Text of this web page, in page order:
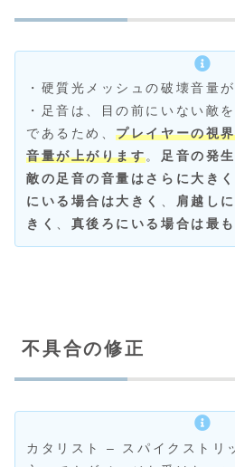
・硬質光メッシュの破壊音量
・足音は、目の前にいない敵
であるため、プレイヤーの視
音量が上がります。
足音の発
敵の足音の音量はさらに大き
にいる場合は大きく
肩越し
きく
真後ろにいる場合は最
不具合の修正
カタリスト – スパイクストリ